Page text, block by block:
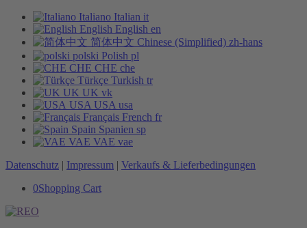
Italiano Italian it
English English en
简体中文 Chinese (Simplified) zh-hans
polski Polish pl
CHE CHE che
Türkçe Turkish tr
UK UK vk
USA USA usa
Français French fr
Spain Spanien sp
VAE VAE vae
Datenschutz | Impressum | Verkaufs & Lieferbedingungen
0Shopping Cart